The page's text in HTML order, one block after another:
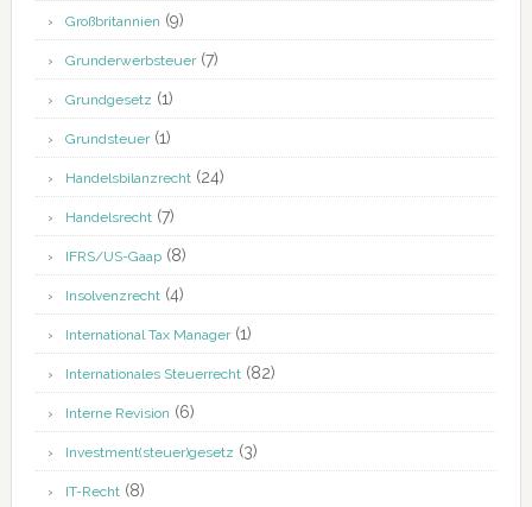
Großbritannien (9)
Grunderwerbsteuer(7)
Grundgesetz (1)
Grundsteuer(1)
Handelsbilanzrecht(24)
Handelsrecht(7)
IFRS/US-Gaap(8)
Insolvenzrecht(4)
International Tax Manager(1)
Internationales Steuerrecht(82)
Interne Revision (6)
Investment(steuer)gesetz (3)
IT-Recht(8)